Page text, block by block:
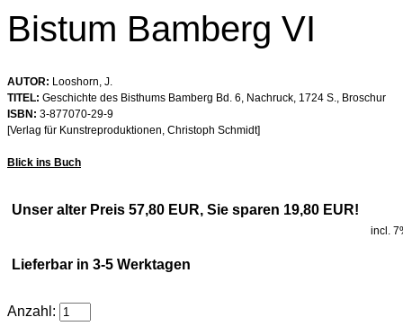
Bistum Bamberg VI
AUTOR: Looshorn, J.
TITEL: Geschichte des Bisthums Bamberg Bd. 6, Nachruck, 1724 S., Broschur
ISBN: 3-877070-29-9
[Verlag für Kunstreproduktionen, Christoph Schmidt]
Blick ins Buch
Unser alter Preis 57,80 EUR, Sie sparen 19,80 EUR!
incl.
Lieferbar in 3-5 Werktagen
Anzahl: